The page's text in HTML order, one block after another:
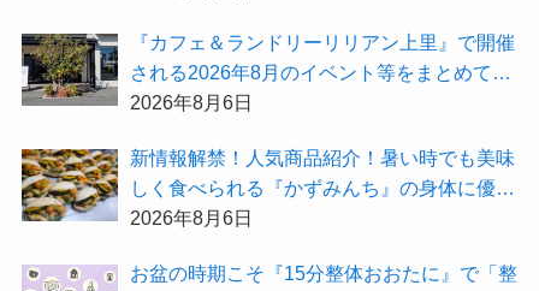
『カフェ＆ランドリーリリアン上里』で開催
される2026年8月のイベント等をまとめてご
紹介！
2026年8月6日
新情報解禁！人気商品紹介！暑い時でも美味
しく食べられる『かずみんち』の身体に優し
い天然酵母手作り減塩パンを召し上がれ♪
2026年8月6日
お盆の時期こそ『15分整体おおたに』で「整